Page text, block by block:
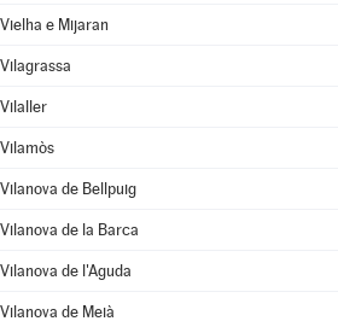
Vielha e Mijaran
Vilagrassa
Vilaller
Vilamòs
Vilanova de Bellpuig
Vilanova de la Barca
Vilanova de l'Aguda
Vilanova de Meià